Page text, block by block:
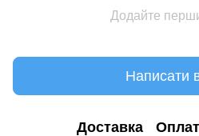
Додайте
Написати
Доставка